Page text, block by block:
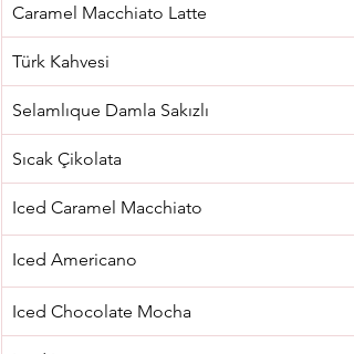
Caramel Macchiato Latte
Türk Kahvesi
Selamlıque Damla Sakızlı
Sıcak Çikolata
Iced Caramel Macchiato
Iced Americano
Iced Chocolate Mocha